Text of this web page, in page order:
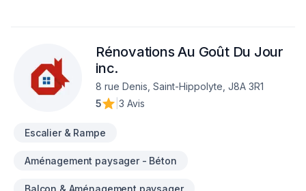
Rénovations Au Goût Du Jour
inc.
8 rue Denis, Saint-Hippolyte, J8A 3R1
5
3 Avis
Escalier & Rampe
Aménagement paysager - Béton
Balcon & Aménagement paysager